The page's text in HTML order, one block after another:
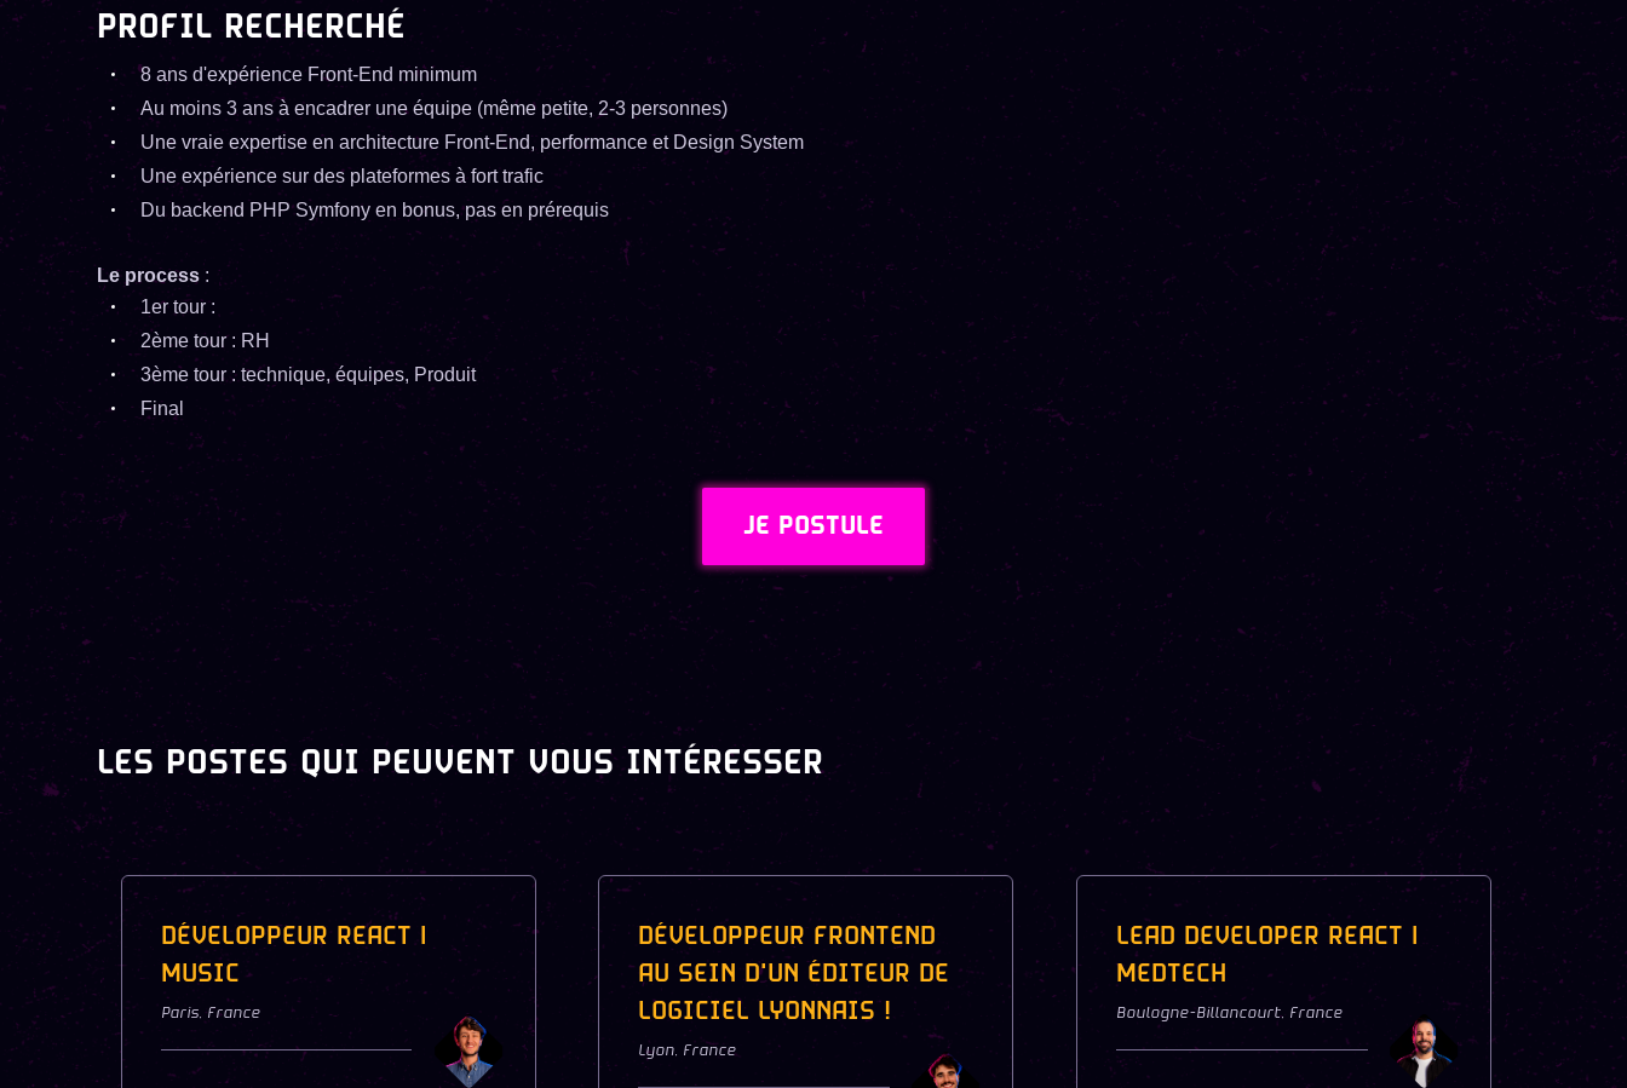
PROFIL RECHERCHÉ
8 ans d'expérience Front-End minimum
Au moins 3 ans à encadrer une équipe (même petite, 2-3 personnes)
Une vraie expertise en architecture Front-End, performance et Design System
Une expérience sur des plateformes à fort trafic
Du backend PHP Symfony en bonus, pas en prérequis
Le process:
1er tour :
2ème tour : RH
3ème tour : technique, équipes, Produit
Final
JE POSTULE
LES POSTES QUI PEUVENT VOUS INTÉRESSER
DÉVELOPPEUR REACT |
MUSIC
Paris,France
DÉVELOPPEUR FRONTEND
AU SEIN D'UN ÉDITEUR DE
LOGICIEL LYONNAIS !
Lyon, France
LEAD DEVELOPER REACT |
MEDTECH
Boulogne-Billancourt, France